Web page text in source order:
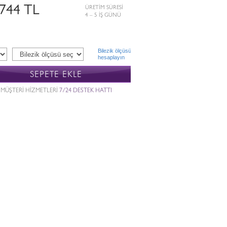
TL
ÜRETİM SÜRESİ
4 – 5 İŞ GÜNÜ
Bilezik ölçüsü
hesaplayın
SEPETE EKLE
MÜŞTERİ HİZMETLERİ 7/24 DESTEK HATTI